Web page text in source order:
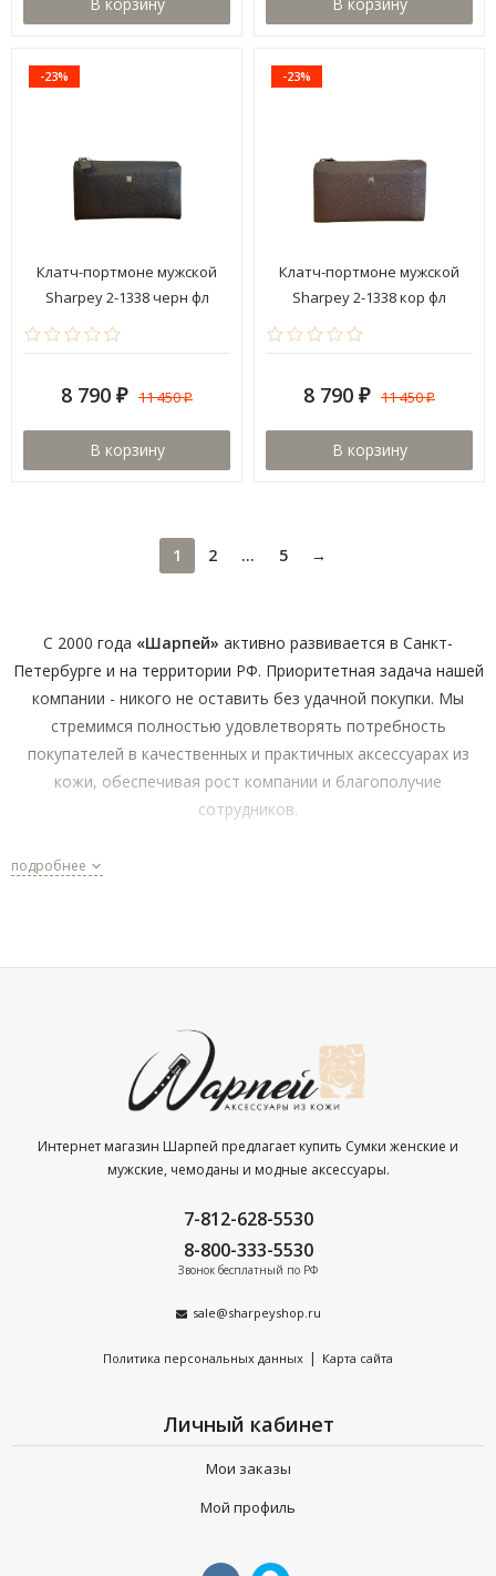
-23%
Клатч-портмоне мужской
Sharpey 2-1338 черн фл
8 790 ₽ 11 450₽
В корзину
-23%
Клатч-портмоне мужской
Sharpey 2-1338 кор фл
8 790 ₽ 11 450₽
В корзину
1 2 ... 5 →
С 2000 года «Шарпей» активно развивается в Санкт-
Петербурге и на территории РФ. Приоритетная задача нашей
компании - никого не оставить без удачной покупки. Мы
стремимся полностью удовлетворять потребность
покупателей в качественных и практичных аксессуарах из
кожи, обеспечивая рост компании и благополучие
сотрудников.
Мы создаём комфортный канал поставки аксессуаров и
Преимущества предложения для Вас:
100% соответствие международным стандартам
качества. Наличие сертификатов на каждую товарную
позицию.
Бесплатная доставка по Санкт-Петербургу при заказе от
10 000 р.
Почему выбирают продукцию из натуральной кожи?
Долгий срок эксплуатации. От 5 лет.
100% сохранность безупречного вида при самом
Сделайте заказ сегодня и мы оформим Вам расширенную
подробнее
Интернет магазин Шарпей предлагает купить Сумки женские и
мужские, чемоданы и модные аксессуары.
7-812-628-5530
8-800-333-5530
Звонок бесплатный по РФ
sale@sharpeyshop.ru
Политика персональных данных | Карта сайта
Личный кабинет
Мои заказы
Мой профиль